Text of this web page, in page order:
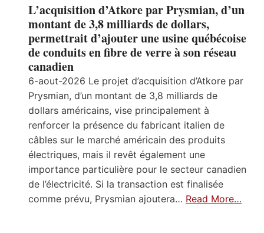
L’acquisition d’Atkore par Prysmian, d’un
montant de 3,8 milliards de dollars,
permettrait d’ajouter une usine québécoise
de conduits en fibre de verre à son réseau
canadien
6-aout-2026 Le projet d’acquisition d’Atkore par
Prysmian, d’un montant de 3,8 milliards de
dollars américains, vise principalement à
renforcer la présence du fabricant italien de
câbles sur le marché américain des produits
électriques, mais il revêt également une
importance particulière pour le secteur canadien
de l’électricité. Si la transaction est finalisée
comme prévu, Prysmian ajoutera… Read More…